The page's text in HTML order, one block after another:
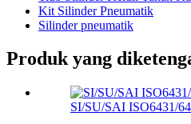
Kit Silinder Pneumatik
Silinder pneumatik
Produk yang
SI/SU/SAI ISO6431/